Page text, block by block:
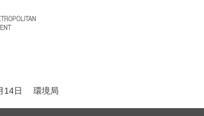
14日 環境局